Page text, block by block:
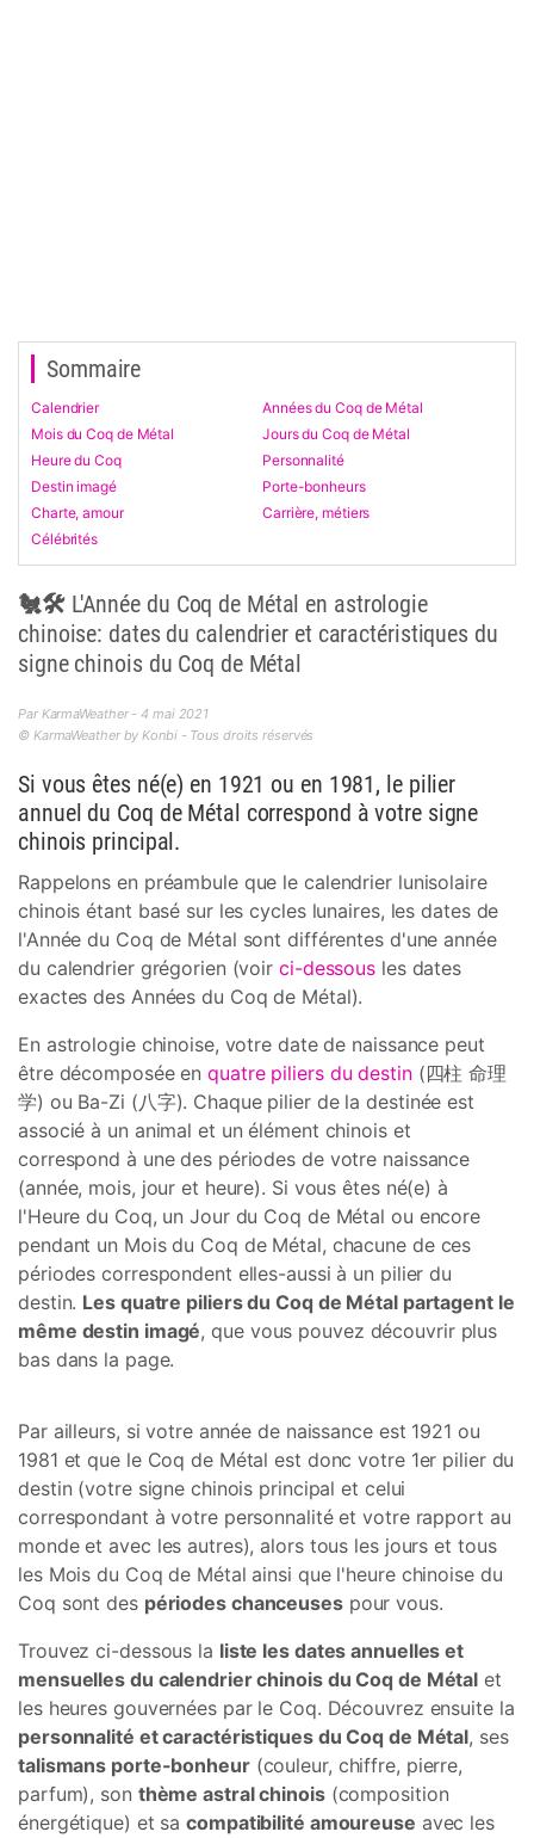
Sommaire
Calendrier
Années du Coq de Métal
Mois du Coq de Métal
Jours du Coq de Métal
Heure du Coq
Personnalité
Destin imagé
Porte-bonheurs
Charte, amour
Carrière, métiers
Célébrités
🐔🛠 L'Année du Coq de Métal en astrologie
chinoise: dates du calendrier et caractéristiques du
signe chinois du Coq de Métal
Par KarmaWeather - 4 mai 2021
© KarmaWeather by Konbi - Tous droits réservés
Si vous êtes né(e) en 1921 ou en 1981, le pilier
annuel du Coq de Métal correspond à votre signe
chinois principal.
Rappelons en préambule que le calendrier lunisolaire
chinois étant basé sur les cycles lunaires, les dates de
l'Année du Coq de Métal sont différentes d'une année
du calendrier grégorien (voir ci-dessous les dates
exactes des Années du Coq de Métal).
En astrologie chinoise, votre date de naissance peut
être décomposée enquatre piliers du destin(四柱 命理
学) ou Ba-Zi (八字). Chaque pilier de la destinée est
associé à un animal et un élément chinois et
correspond à une des périodes de votre naissance
(année, mois, jour et heure). Si vous êtes né(e) à
l'Heure du Coq, un Jour du Coq de Métal ou encore
pendant un Mois du Coq de Métal, chacune de ces
périodes correspondent elles-aussi à un pilier du
destin. Les quatre piliers du Coq de Métal partagent le
même destin imagé, que vous pouvez découvrir plus
bas dans la page.
Par ailleurs, si votre année de naissance est 1921 ou
1981 et que le Coq de Métal est donc votre 1er pilier du
destin (votre signe chinois principal et celui
correspondant à votre personnalité et votre rapport au
monde et avec les autres), alors tous les jours et tous
les Mois du Coq de Métal ainsi que l'heure chinoise du
Coq sont des périodes chanceusespour vous.
Trouvez ci-dessous la liste les dates annuelles et
mensuelles du calendrier chinois du Coq de Métal et
les heures gouvernées par le Coq. Découvrez ensuite la
personnalité et caractéristiques du Coq de Métal, ses
talismans porte-bonheur(couleur, chiffre, pierre,
parfum), son thème astral chinois(composition
énergétique) et sacompatibilité amoureuse avec les